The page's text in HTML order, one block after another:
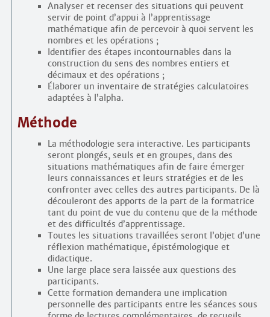
Analyser et recenser des situations qui peuvent
servir de point d’appui à l’apprentissage
mathématique afin de percevoir à quoi servent les
nombres et les opérations ;
Identifier des étapes incontournables dans la
construction du sens des nombres entiers et
décimaux et des opérations ;
Élaborer un inventaire de stratégies calculatoires
adaptées à l’alpha.
Méthode
La méthodologie sera interactive. Les participants
seront plongés, seuls et en groupes, dans des
situations mathématiques afin de faire émerger
leurs connaissances et leurs stratégies et de les
confronter avec celles des autres participants. De là
découleront des apports de la part de la formatrice
tant du point de vue du contenu que de la méthode
et des difficultés d’apprentissage.
Toutes les situations travaillées seront l’objet d’une
réflexion mathématique, épistémologique et
didactique.
Une large place sera laissée aux questions des
participants.
Cette formation demandera une implication
personnelle des participants entre les séances sous